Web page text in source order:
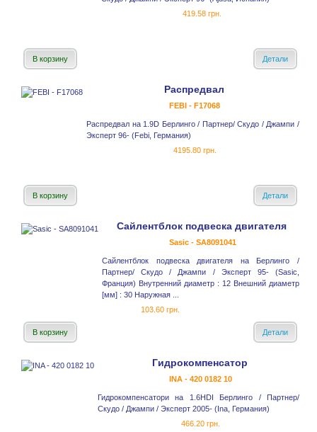
419.58 грн.
В корзину Детали
Распредвал
FEBI - F17068
Распредвал на 1.9D Берлинго / Партнер/ Скудо / Джампи /
Эксперт 96- (Febi, Германия)
4195.80 грн.
В корзину Детали
Сайлентблок подвеска двигателя
Sasic - SA8091041
Сайлентблок подвеска двигателя на Берлинго /
Партнер/ Скудо / Джампи / Эксперт 95- (Sasic,
Франция) Внутренний диаметр : 12 Внешний диаметр
[мм] : 30 Наружная ...
103.60 грн.
В корзину Детали
Гидрокомпенсатор
INA - 420 0182 10
Гидрокомпенсатори на 1.6HDI Берлинго / Партнер/
Скудо / Джампи / Эксперт 2005- (Ina, Германия)
466.20 грн.